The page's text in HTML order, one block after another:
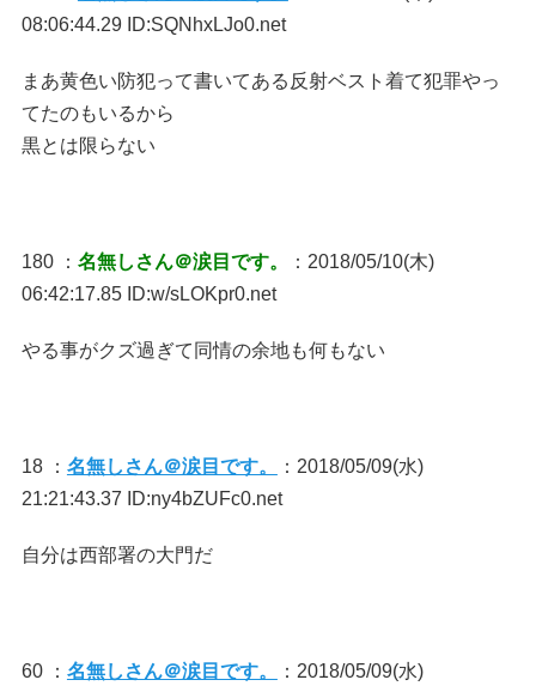
08:06:44.29 ID:SQNhxLJo0.net
まあ黄色い防犯って書いてある反射ベスト着て犯罪やっ
てたのもいるから
黒とは限らない
180 ： 名無しさん＠涙目です。
：2018/05/10(木)
06:42:17.85 ID:w/sLOKpr0.net
やる事がクズ過ぎて同情の余地も何もない
18 ： 名無しさん＠涙目です。
：2018/05/09(水)
21:21:43.37 ID:ny4bZUFc0.net
自分は西部署の大門だ
60 ： 名無しさん＠涙目です。
：2018/05/09(水)